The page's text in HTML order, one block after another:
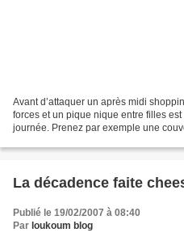
Avant d’attaquer un après midi
forces et un pique nique entre filles
journée. Prenez par exemple une
La décadence faite
Publié le 19/02/2007 à 08:40
Par loukoum blog